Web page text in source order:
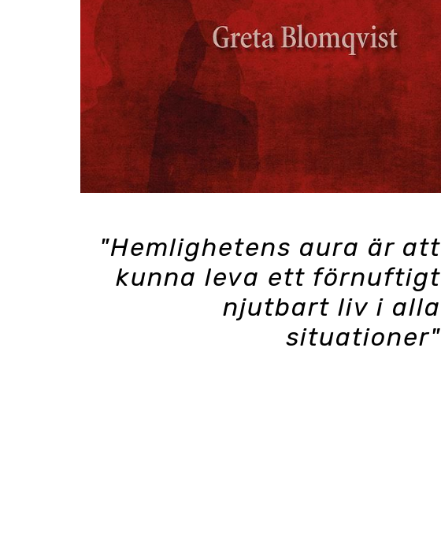
"Hemlighetens aura är att
kunna leva ett förnuftigt
njutbart liv i alla
situationer"